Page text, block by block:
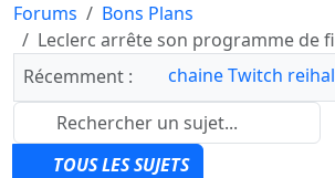
Forums
Bons Plans
Leclerc arrête son programme de
Récemment :
chaine Twitch
TOUS LES SUJETS